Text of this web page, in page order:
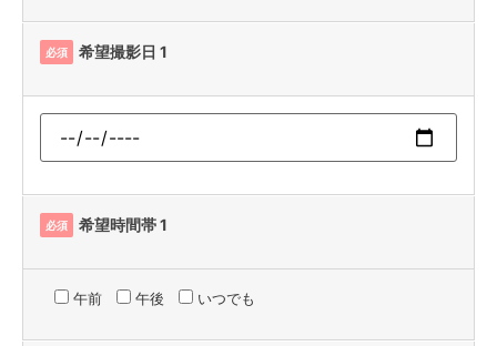
必須 希望撮影日 1
必須 希望時間帯 1
午前 午後 いつでも